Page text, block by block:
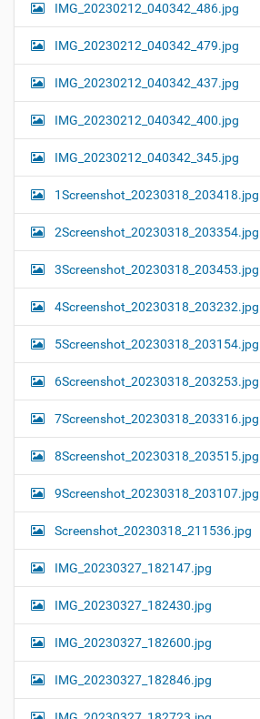
IMG_20230212_040342_486.jpg
IMG_20230212_040342_479.jpg
IMG_20230212_040342_437.jpg
IMG_20230212_040342_400.jpg
IMG_20230212_040342_345.jpg
1Screenshot_20230318_203418.jpg
2Screenshot_20230318_203354.jpg
3Screenshot_20230318_203453.jpg
4Screenshot_20230318_203232.jpg
5Screenshot_20230318_203154.jpg
6Screenshot_20230318_203253.jpg
7Screenshot_20230318_203316.jpg
8Screenshot_20230318_203515.jpg
9Screenshot_20230318_203107.jpg
Screenshot_20230318_211536.jpg
IMG_20230327_182147.jpg
IMG_20230327_182430.jpg
IMG_20230327_182600.jpg
IMG_20230327_182846.jpg